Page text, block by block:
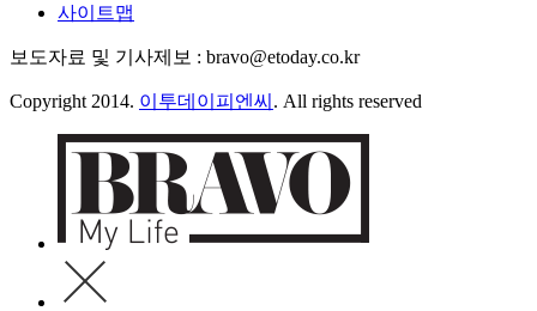
사이트맵
보도자료 및 기사제보 : bravo@etoday.co.kr
Copyright 2014. 이투데이피엔씨 . All rights reserved